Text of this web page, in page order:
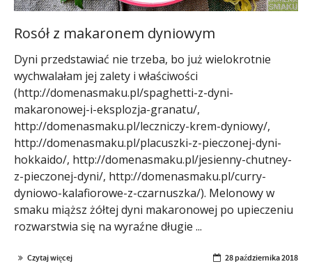
Rosół z makaronem dyniowym
Dyni przedstawiać nie trzeba, bo już wielokrotnie
wychwalałam jej zalety i właściwości
(http://domenasmaku.pl/spaghetti-z-dyni-
makaronowej-i-eksplozja-granatu/,
http://domenasmaku.pl/leczniczy-krem-dyniowy/,
http://domenasmaku.pl/placuszki-z-pieczonej-dyni-
hokkaido/, http://domenasmaku.pl/jesienny-chutney-
z-pieczonej-dyni/, http://domenasmaku.pl/curry-
dyniowo-kalafiorowe-z-czarnuszka/). Melonowy w
smaku miąższ żółtej dyni makaronowej po upieczeniu
rozwarstwia się na wyraźne długie ...
Czytaj więcej 28 października 2018